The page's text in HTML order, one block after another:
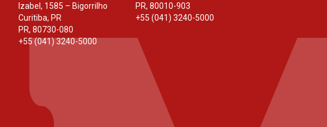
Izabel, 1585 – Bigorrilho
Curitiba, PR
PR, 80730-080
+55 (041) 3240-5000
PR, 80010-903
+55 (041) 3240-5000